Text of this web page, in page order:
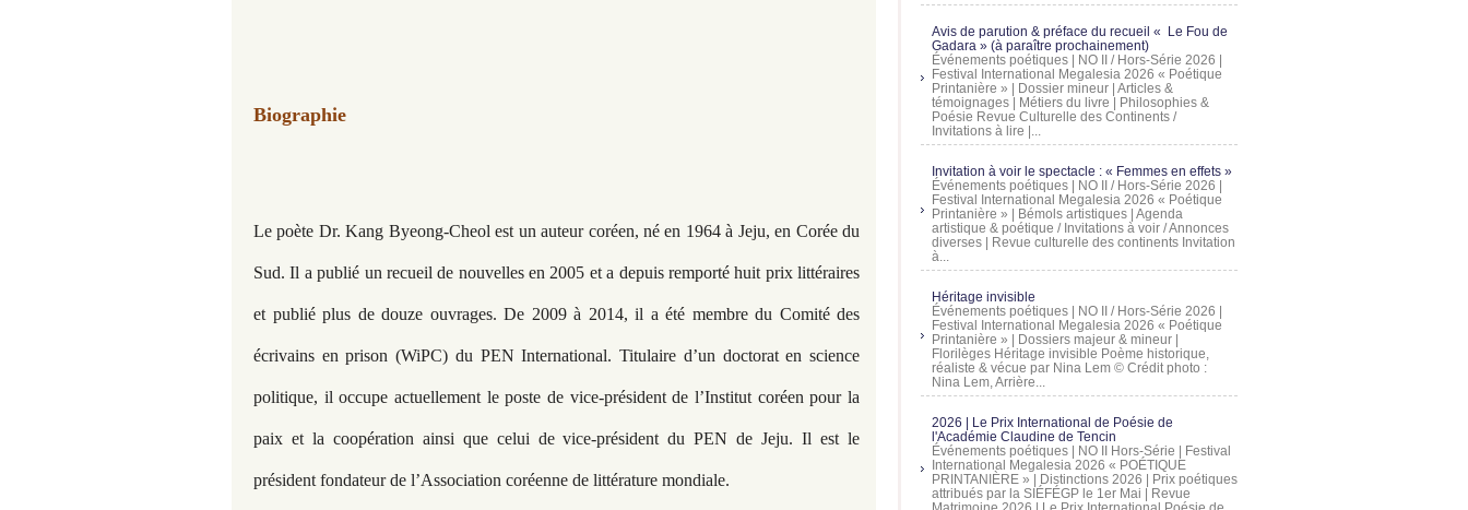
Biographie
Le poète Dr. Kang Byeong-Cheol est un auteur coréen, né en 1964 à Jeju, en Corée du
Sud. Il a publié un recueil de nouvelles en 2005 et a depuis remporté huit prix littéraires
et publié plus de douze ouvrages. De 2009 à 2014, il a été membre du Comité des
écrivains en prison (WiPC) du PEN International. Titulaire d’un doctorat en science
politique, il occupe actuellement le poste de vice-président de l’Institut coréen pour la
paix et la coopération ainsi que celui de vice-président du PEN de Jeju. Il est le
président fondateur de l’Association coréenne de littérature mondiale.
Avis de parution & préface du recueil « Le Fou de
Gadara » (à paraître prochainement)
Événements poétiques | NO II / Hors-Série 2026 |
Festival International Megalesia 2026 « Poétique
Printanière » | Dossier mineur | Articles &
témoignages | Métiers du livre | Philosophies &
Poésie Revue Culturelle des Continents /
Invitations à lire |...
Invitation à voir le spectacle : « Femmes en effets »
Événements poétiques | NO II / Hors-Série 2026 |
Festival International Megalesia 2026 « Poétique
Printanière » | Bémols artistiques | Agenda
artistique & poétique / Invitations à voir / Annonces
diverses | Revue culturelle des continents Invitation
à...
Héritage invisible
Événements poétiques | NO II / Hors-Série 2026 |
Festival International Megalesia 2026 « Poétique
Printanière » | Dossiers majeur & mineur |
Florilèges Héritage invisible Poème historique,
réaliste & vécue par Nina Lem © Crédit photo :
Nina Lem, Arrière...
2026 | Le Prix International de Poésie de
l'Académie Claudine de Tencin
Événements poétiques | NO II Hors-Série | Festival
International Megalesia 2026 « POÉTIQUE
PRINTANIÈRE » | Distinctions 2026 | Prix poétiques
attribués par la SIÉFÉGP le 1er Mai | Revue